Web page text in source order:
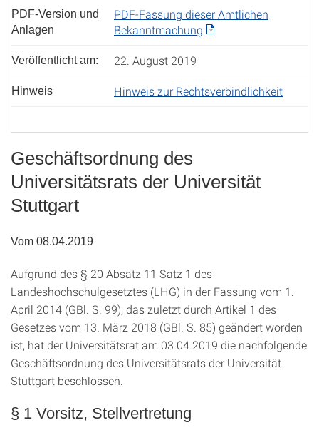
PDF-Version und
Anlagen
PDF-Fassung dieser Amtlichen
Bekanntmachung
Veröffentlicht am: 22. August 2019
Hinweis Hinweis zur Rechtsverbindlichkeit
Geschäftsordnung des
Universitätsrats der Universität
Stuttgart
Vom 08.04.2019
Aufgrund des § 20 Absatz 11 Satz 1 des
Landeshochschulgesetztes (LHG) in der Fassung vom 1.
April 2014 (GBl. S. 99), das zuletzt durch Artikel 1 des
Gesetzes vom 13. März 2018 (GBl. S. 85) geändert worden
ist, hat der Universitätsrat am 03.04.2019 die nachfolgende
Geschäftsordnung des Universitätsrats der Universität
Stuttgart beschlossen.
§ 1 Vorsitz, Stellvertretung